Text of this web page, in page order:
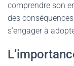
comprendre son
des
s’engager à